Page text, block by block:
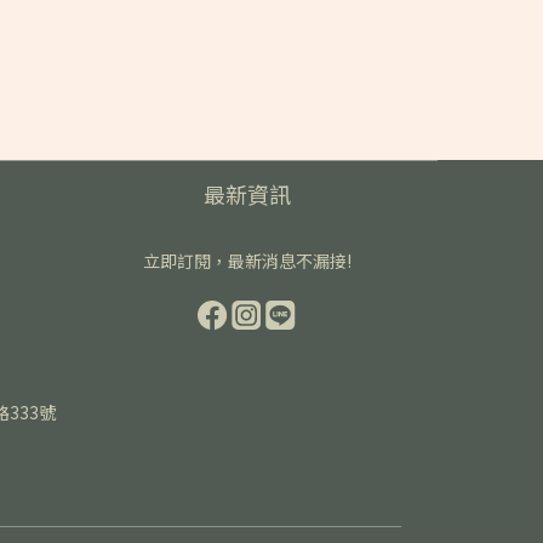
333號
最新資訊
立即訂閱，最新消息不漏接!